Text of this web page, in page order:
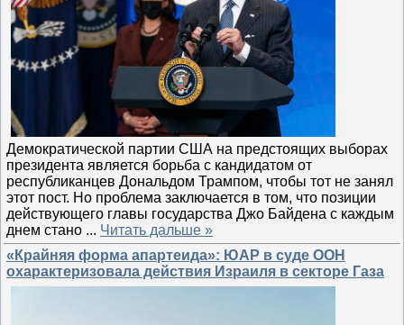
Демократической партии США на предстоящих выборах
президента является борьба с кандидатом от
республиканцев Дональдом Трампом, чтобы тот не занял
этот пост. Но проблема заключается в том, что позиции
действующего главы государства Джо Байдена с каждым
днем стано ... Читать дальше »
«Крайняя форма апартеида»: ЮАР в суде ООН
охарактеризовала действия Израиля в секторе Газа